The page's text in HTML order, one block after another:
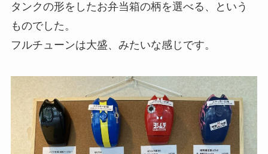
タンクの形をしたお弁当箱の柄を選べる、という
ものでした。
フルチューンは大盛、みたいな感じです。